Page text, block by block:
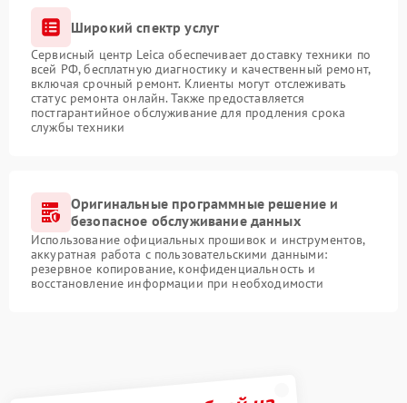
Широкий спектр услуг
Сервисный центр Leica обеспечивает доставку техники по
всей РФ, бесплатную диагностику и качественный ремонт,
включая срочный ремонт. Клиенты могут отслеживать
статус ремонта онлайн. Также предоставляется
постгарантийное обслуживание для продления срока
службы техники
Оригинальные программные решение и
безопасное обслуживание данных
Использование официальных прошивок и инструментов,
аккуратная работа с пользовательскими данными:
резервное копирование, конфиденциальность и
восстановление информации при необходимости